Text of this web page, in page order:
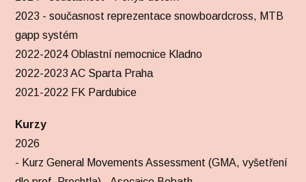
2023 - současnost reprezentace snowboardcross, MTB
gapp systém
2022-2024 Oblastní nemocnice Kladno
2022-2023 AC Sparta Praha
2021-2022 FK Pardubice
Kurzy
2026
- Kurz General Movements Assessment (GMA, vyšetření